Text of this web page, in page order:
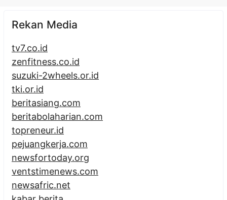
Rekan Media
tv7.co.id
zenfitness.co.id
suzuki-2wheels.or.id
tki.or.id
beritasiang.com
beritabolaharian.com
topreneur.id
pejuangkerja.com
newsfortoday.org
ventstimenews.com
newsafric.net